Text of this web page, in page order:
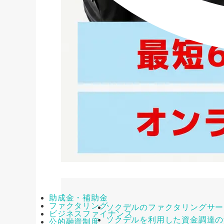
助成金・補助金
ファクタリング
ビジネスファイナンス
公的融資制度
ソクデルのファクタリングサ
ソクデルを利用した資金調達